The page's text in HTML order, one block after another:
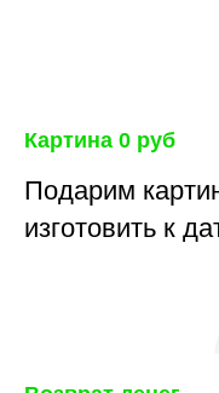
Картина 0 руб
Подарим
изготовить к